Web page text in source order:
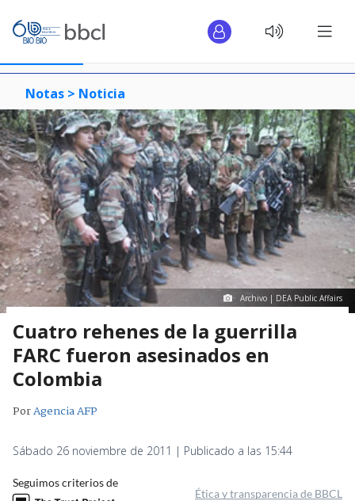
Notas > Noticia
Archivo | DEA Public Affairs
Cuatro rehenes de la guerrilla
FARC fueron asesinados en
Colombia
PorAgencia AFP
Sábado 26 noviembre de 2011 | Publicado a las 15:44
Seguimos criterios de
Ética y transparencia de BBCL